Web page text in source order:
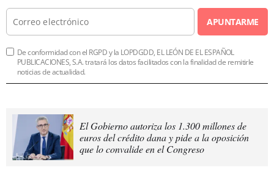
APUNTARME
De conformidad con el RGPD y la LOPDGDD, EL LEÓN DE EL ESPAÑOL
PUBLICACIONES, S.A. tratará los datos facilitados con la finalidad de remitirle
noticias de actualidad.
El Gobierno autoriza los 1.300 millones de
euros del crédito dana y pide a la oposición
que lo convalide en el Congreso